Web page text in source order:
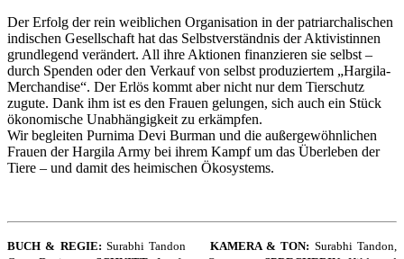
Der Erfolg der rein weiblichen Organisation in der patriarchalischen
indischen Gesellschaft hat das Selbstverständnis der Aktivistinnen
grundlegend verändert. All ihre Aktionen finanzieren sie selbst –
durch Spenden oder den Verkauf von selbst produziertem „Hargila-
Merchandise“. Der Erlös kommt aber nicht nur dem Tierschutz
zugute. Dank ihm ist es den Frauen gelungen, sich auch ein Stück
ökonomische Unabhängigkeit zu erkämpfen.
Wir begleiten Purnima Devi Burman und die außergewöhnlichen
Frauen der Hargila Army bei ihrem Kampf um das Überleben der
Tiere – und damit des heimischen Ökosystems.
BUCH & REGIE: Surabhi Tandon KAMERA & TON: Surabhi Tandon,